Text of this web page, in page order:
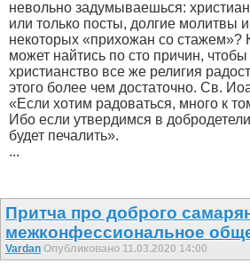
невольно задумываешься:
или только посты, долгие молитвы
некоторых «прихожан со стажем»?
может найтись по сто причин,
христианство все же религия
этого более чем достаточно. Св.
«Если хотим радоваться, много к
Ибо если утвердимся в
будет печалить».
...
Притча про доброго
межконфессиональное
Vardan Опубликовано 11.03.2020 14:00